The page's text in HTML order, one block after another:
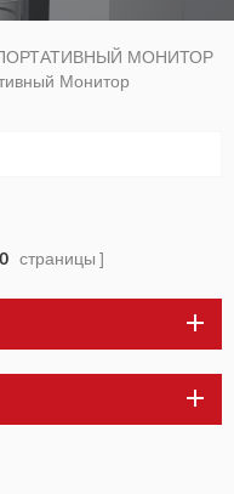
МОНИТОР
Монитор
0 страницы